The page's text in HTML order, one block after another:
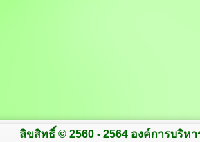
ลิขสิทธิ์ © 2560 - 2564 องค์การบริห